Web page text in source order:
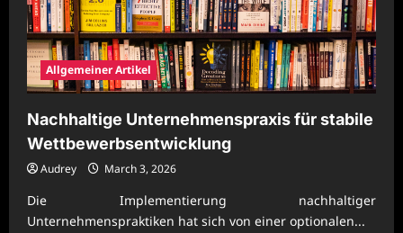
Allgemeiner Artikel
Nachhaltige Unternehmenspraxis für stabile
Wettbewerbsentwicklung
Audrey March 3, 2026
Die Implementierung nachhaltiger
Unternehmenspraktiken hat sich von einer optionalen...